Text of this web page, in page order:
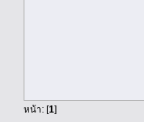
หน้า: [1]